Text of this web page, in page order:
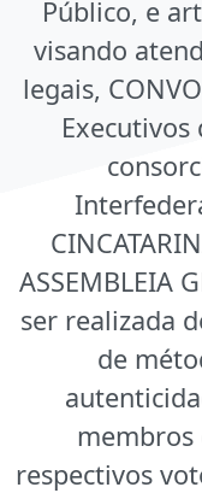
Público, e
visando
legais,
Executivos
ASSEMBLEIA
ser realizada
de
membros
respectivos